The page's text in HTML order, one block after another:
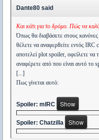
Dante80 said
Και κάτι για το δρόμο. Πώς να
Όπως θα διαβάσετε στους
θέλετε να αναφερθείτε εντός IRC
αποτελεί plot spoiler, οφείλετε
αναφέρετε από που είναι αυτό το
[...]
Πως γίνεται αυτό:
Spoiler: mIRC
Spoiler: Chatzilla